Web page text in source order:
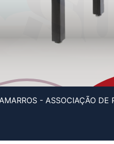
- ASSOCIAÇÃO DE